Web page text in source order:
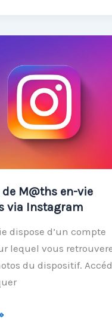
M@ths en-vie
via Instagram
dispose d’un compte
lequel vous
du dispositif.